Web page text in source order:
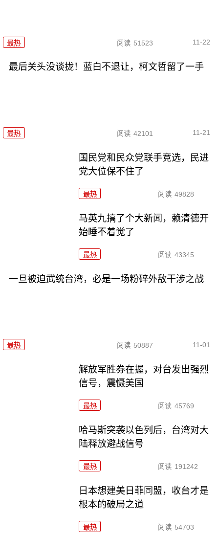
最热 阅读 51523 11-22
最后关头没谈拢！蓝白不退让，柯文哲留了一手
最热 阅读 42101 11-21
国民党和民众党联手竞选，民进
党大位保不住了
最热 阅读 49828
马英九搞了个大新闻，赖清德开
始睡不着觉了
最热 阅读 43345
一旦被迫武统台湾，必是一场粉碎外敌干涉之战
最热 阅读 50887 11-01
解放军胜券在握，对台发出强烈
信号，震慑美国
最热 阅读 45769
哈马斯突袭以色列后，台湾对大
陆释放避战信号
最热 阅读 191242
日本想建美日菲同盟，收台才是
根本的破局之道
最热 阅读 54703